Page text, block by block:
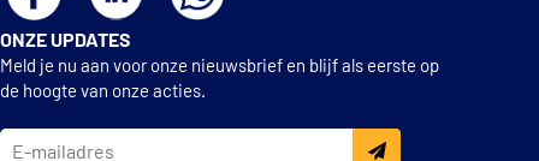
ONZE UPDATES
Meld je nu aan voor onze nieuwsbrief en blijf als eerste op
de hoogte van onze acties.